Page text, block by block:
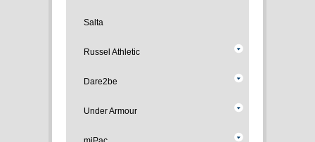
Salta
Russel Athletic
Dare2be
Under Armour